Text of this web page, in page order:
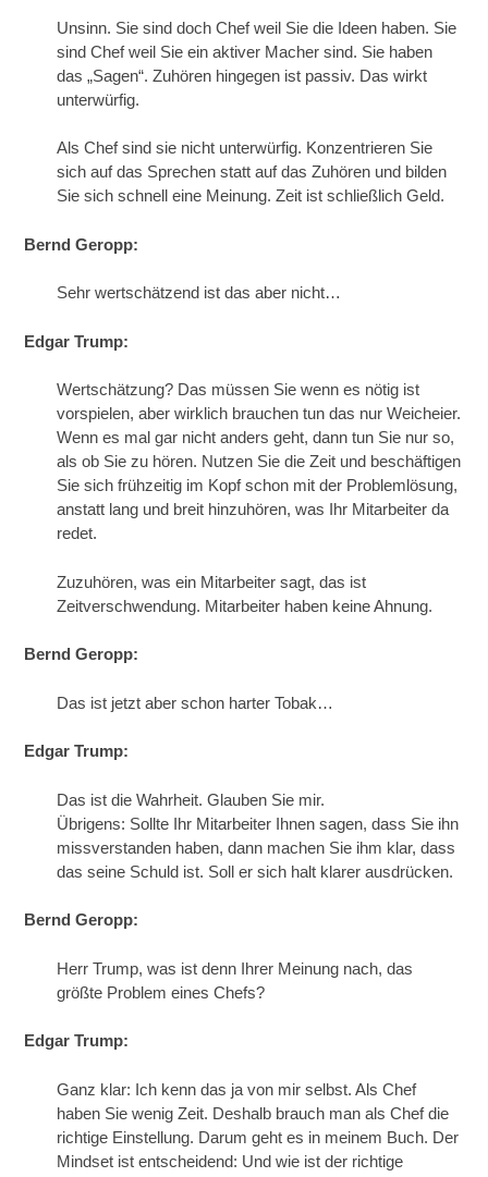
Unsinn. Sie sind doch Chef weil Sie die Ideen haben. Sie
sind Chef weil Sie ein aktiver Macher sind. Sie haben
das „Sagen“. Zuhören hingegen ist passiv. Das wirkt
unterwürfig.
Als Chef sind sie nicht unterwürfig. Konzentrieren Sie
sich auf das Sprechen statt auf das Zuhören und bilden
Sie sich schnell eine Meinung. Zeit ist schließlich Geld.
Bernd Geropp:
Sehr wertschätzend ist das aber nicht…
Edgar Trump:
Wertschätzung? Das müssen Sie wenn es nötig ist
vorspielen, aber wirklich brauchen tun das nur Weicheier.
Wenn es mal gar nicht anders geht, dann tun Sie nur so,
als ob Sie zu hören. Nutzen Sie die Zeit und beschäftigen
Sie sich frühzeitig im Kopf schon mit der Problemlösung,
anstatt lang und breit hinzuhören, was Ihr Mitarbeiter da
redet.
Zuzuhören, was ein Mitarbeiter sagt, das ist
Zeitverschwendung. Mitarbeiter haben keine Ahnung.
Bernd Geropp:
Das ist jetzt aber schon harter Tobak…
Edgar Trump:
Das ist die Wahrheit. Glauben Sie mir.
Übrigens: Sollte Ihr Mitarbeiter Ihnen sagen, dass Sie ihn
missverstanden haben, dann machen Sie ihm klar, dass
das seine Schuld ist. Soll er sich halt klarer ausdrücken.
Bernd Geropp:
Herr Trump, was ist denn Ihrer Meinung nach, das
größte Problem eines Chefs?
Edgar Trump:
Ganz klar: Ich kenn das ja von mir selbst. Als Chef
haben Sie wenig Zeit. Deshalb brauch man als Chef die
richtige Einstellung. Darum geht es in meinem Buch. Der
Mindset ist entscheidend: Und wie ist der richtige